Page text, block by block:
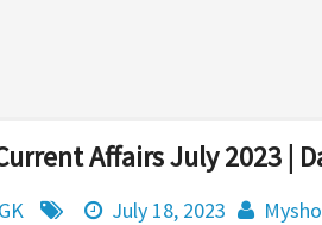
Affairs July 2023 |
July 18, 2023